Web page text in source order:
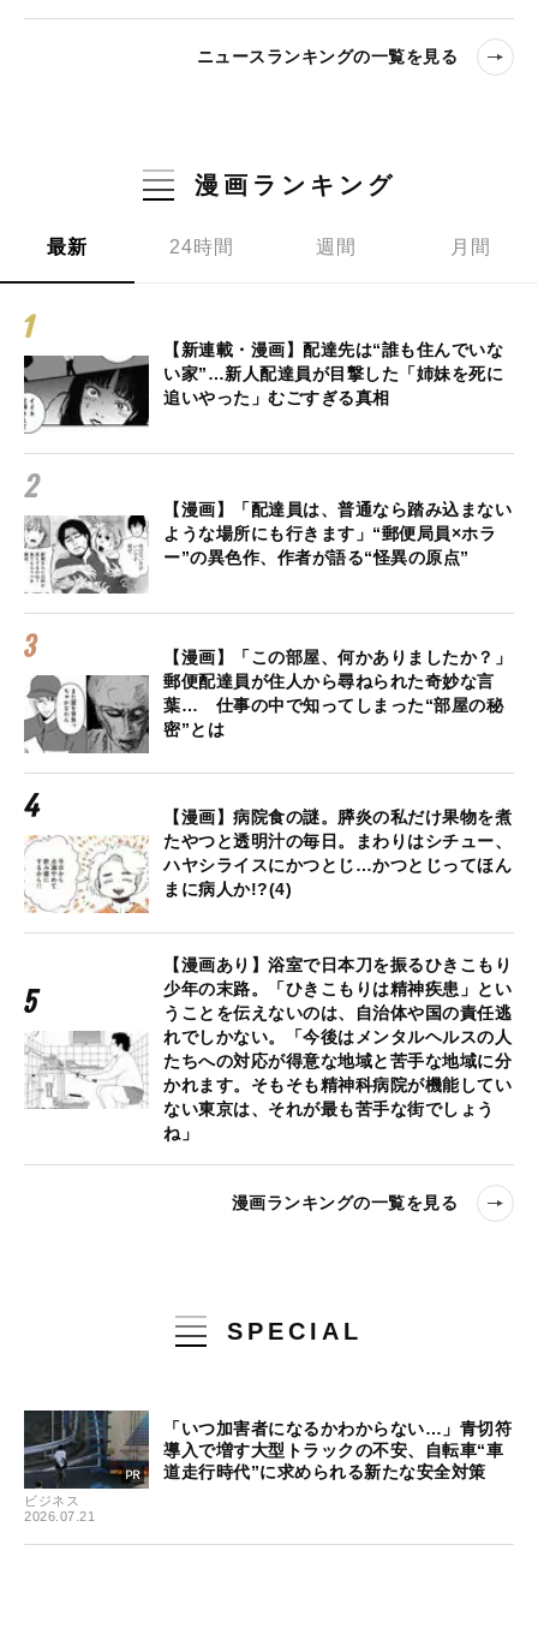
ニュースランキングの一覧を見る
漫画ランキング
最新 24時間 週間 月間
【新連載・漫画】配達先は“誰も住んでいな
い家”…新人配達員が目撃した「姉妹を死に
追いやった」むごすぎる真相
【漫画】「配達員は、普通なら踏み込まない
ような場所にも行きます」“郵便局員×ホラ
ー”の異色作、作者が語る“怪異の原点”
【漫画】「この部屋、何かありましたか？」
郵便配達員が住人から尋ねられた奇妙な言
葉… 仕事の中で知ってしまった“部屋の秘
密”とは
【漫画】病院食の謎。膵炎の私だけ果物を煮
たやつと透明汁の毎日。まわりはシチュー、
ハヤシライスにかつとじ…かつとじってほん
まに病人か!?(4)
【漫画あり】浴室で日本刀を振るひきこもり
少年の末路。「ひきこもりは精神疾患」とい
うことを伝えないのは、自治体や国の責任逃
れでしかない。「今後はメンタルヘルスの人
たちへの対応が得意な地域と苦手な地域に分
かれます。そもそも精神科病院が機能してい
ない東京は、それが最も苦手な街でしょう
ね」
漫画ランキングの一覧を見る
SPECIAL
ビジネス
2026.07.21
「いつ加害者になるかわからない…」青切符
導入で増す大型トラックの不安、自転車“車
道走行時代”に求められる新たな安全対策